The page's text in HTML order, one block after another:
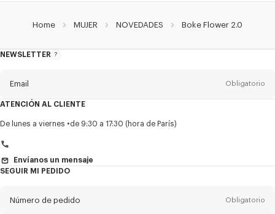
Home MUJER NOVEDADES Boke Flower 2.0
NEWSLETTER
Acerca
Email Obligatorio
TítuloObligatorio
ATENCIÓN AL CLIENTE
De lunes a viernes de 9:30 a 17:30 (hora de París)
Envíanos un mensaje
SEGUIR MI PEDIDO
Número de pedido Obligatorio